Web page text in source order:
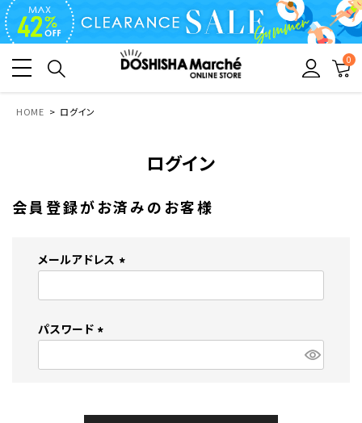
0
HOME ログイン
ログイン
会員登録がお済みのお客様
メールアドレス
必
パスワード
必